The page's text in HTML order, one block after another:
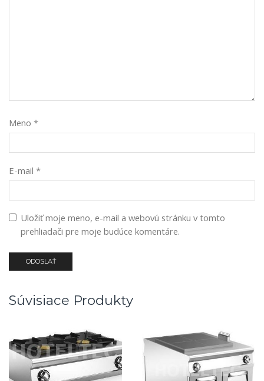
Meno *
E-mail *
Uložiť moje meno, e-mail a webovú stránku v tomto
prehliadači pre moje budúce komentáre.
Súvisiace Produkty